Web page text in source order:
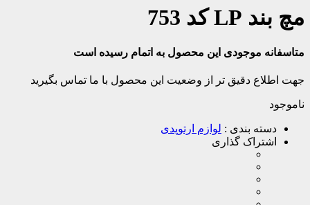
مچ بند LP کد 753
متاسفانه موجودی این محصول به اتمام رسیده است
جهت اطلاع دقیق تر از وضعیت این محصول با ما تماس بگیرید
ناموجود
دسته بندی : لوازم ارتوپدی
اشتراک گذاری